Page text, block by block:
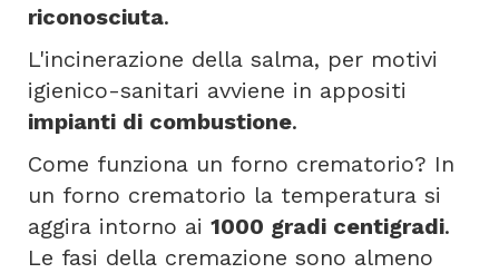
riconosciuta.
L'incinerazione della salma, per motivi
igienico-sanitari avviene in appositi
impianti di combustione.
Come funziona un forno crematorio? In
un forno crematorio la temperatura si
aggira intorno ai 1000 gradi centigradi.
Le fasi della cremazione sono almeno